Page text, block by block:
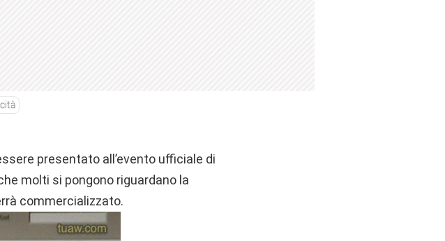
presentato all’evento ufficiale di
molti si pongono riguardano la
commercializzato.